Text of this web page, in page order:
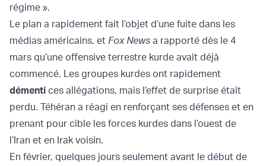
régime ».
Le plan a rapidement fait l’objet d’une fuite dans les
médias américains, et Fox News a rapporté dès le 4
mars qu’une offensive terrestre kurde avait déjà
commencé. Les groupes kurdes ont rapidement
démenti ces allégations, mais l’effet de surprise était
perdu. Téhéran a réagi en renforçant ses défenses et en
prenant pour cible les forces kurdes dans l’ouest de
l’Iran et en Irak voisin.
En février, quelques jours seulement avant le début de